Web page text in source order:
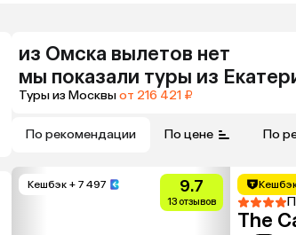
из Омска вылетов нет
мы показали туры из
Туры из Москвыот 216 421 ₽
По рекомендации По цене По
Кешбэк + 7 497 9.7
13 отзывов
The